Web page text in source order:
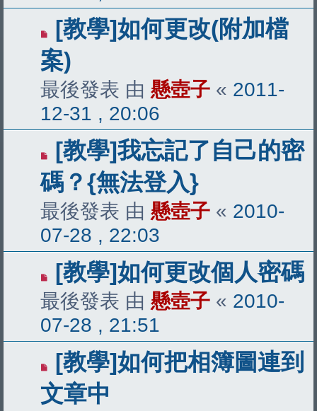
[教學]如何更改(附加檔
案)
最後發表 由 懸壺子 « 2011-
12-31 , 20:06
[教學]我忘記了自己的密
碼？{無法登入}
最後發表 由 懸壺子 « 2010-
07-28 , 22:03
[教學]如何更改個人密碼
最後發表 由 懸壺子 « 2010-
07-28 , 21:51
[教學]如何把相簿圖連到
文章中